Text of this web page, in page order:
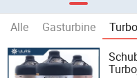
Alle Gasturbine